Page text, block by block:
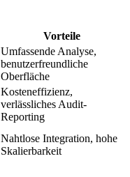
Vorteile
Umfassende Analyse,
benutzerfreundliche
Oberfläche
Kosteneffizienz,
verlässliches Audit-
Reporting
Nahtlose Integration, hohe
Skalierbarkeit